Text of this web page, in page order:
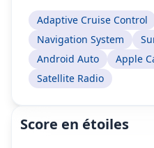
Adaptive Cruise Control
Navigation System
Android Auto
Apple
Satellite Radio
Score en étoiles